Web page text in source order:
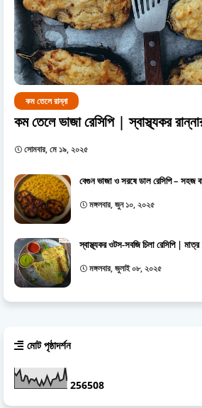
কম তেলে রান্না
কম তেলে ভাজা রেসিপি | স্বাস্থ্যকর
সোমবার, মে ১৯, ২০২৫
বেগুন ভাজা ও সরষে ডাল রেসিপি – সহজ
মঙ্গলবার, জুন ১০, ২০২৫
স্বাস্থ্যকর ওটস-সবজি চিলা রেসিপি |
মঙ্গলবার, জুলাই ০৮, ২০২৫
মোট পৃষ্ঠাদর্শন
256508